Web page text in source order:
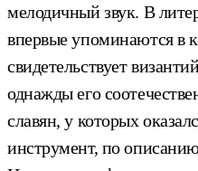
мелодичный звук. В
впервые упоминаются в
свидетельствует
однажды его
славян, у которых
инструмент, по